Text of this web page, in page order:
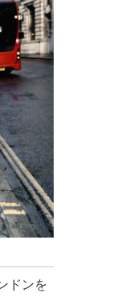
ドンを